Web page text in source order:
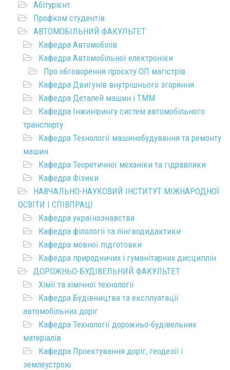
Абітурієнт
Профком студентів
АВТОМОБІЛЬНИЙ ФАКУЛЬТЕТ
Кафедра Автомобілів
Кафедра Автомобільної електроніки
Про обговорення проєкту ОП магістрів
Кафедра Двигунів внутрішнього згоряння
Кафедра Деталей машин і ТММ
Кафедра Інжинірингу систем автомобільного
транспорту
Кафедра Технології машинобудування та ремонту
машин
Кафедра Теоретичної механіки та гідравлики
Кафедра Фізики
НАВЧАЛЬНО-НАУКОВИЙ ІНСТИТУТ МІЖНАРОДНОЇ
ОСВІТИ І СПІВПРАЦІ
Кафедра українознавства
Кафедра філології та лінгводидактики
Кафедра мовної підготовки
Кафедра природничих і гуманітарних дисциплін
ДОРОЖНЬО-БУДІВЕЛЬНИЙ ФАКУЛЬТЕТ
Хімії та хімічної технології
Кафедра Будівництва та експлуатації
автомобільних доріг
Кафедра Технології дорожньо-будівельних
матеріалів
Кафедра Проектування доріг, геодезії і
землеустрою